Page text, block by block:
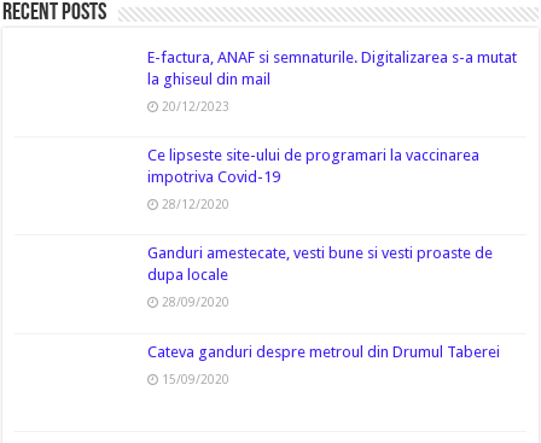
Recent Posts
E-factura, ANAF si semnaturile. Digitalizarea s-a mutat
la ghiseul din mail
20/12/2023
Ce lipseste site-ului de programari la vaccinarea
impotriva Covid-19
28/12/2020
Ganduri amestecate, vesti bune si vesti proaste de
dupa locale
28/09/2020
Cateva ganduri despre metroul din Drumul Taberei
15/09/2020